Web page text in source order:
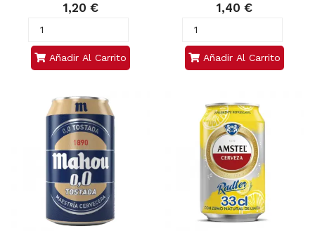
1,20 €
Añadir Al Carrito
1,40 €
Añadir Al Carrito